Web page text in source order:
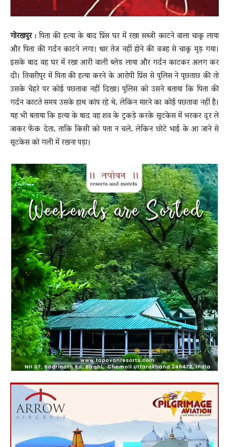
गोरखपुर :पिता की हत्या के बाद प्रिंस घर में रखा सब्जी काटने वाला चाकू लाया
और पिता की गर्दन काटने लगा। धार तेज नहीं होने की वजह से चाकू मुड़ गया।
इसके बाद वह घर में रखा आरी वाली ब्लेड लाया और गर्दन काटकर अलग कर
दी। तिवारीपुर में पिता की हत्या करने के आरोपी प्रिंस से पुलिस ने पूछताछ की तो
उसके चेहरे पर कोई पछतावा नहीं दिखा। पुलिस को उसने बताया कि पिता की
गर्दन काटते समय उसके हाथ कांप रहे थे, लेकिन मारने का कोई पछतावा नहीं है।
यह भी बताया कि हत्या के बाद वह शव के टुकड़े करके सूटकेस में भरकर दूर ले
जाकर फेंक देता, ताकि किसी को पता न चले, लेकिन छोटे भाई के आ जाने से
सूटकेस को गली में रखना पड़ा।